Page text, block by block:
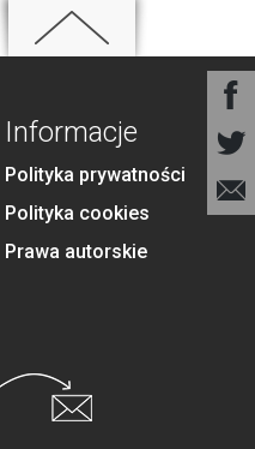
Informacje
Polityka prywatności
Polityka cookies
Prawa autorskie